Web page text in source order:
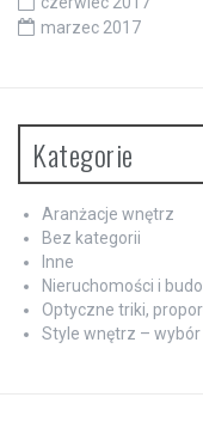
marzec 2017
Kategorie
Aranżacje wnętrz
Bez kategorii
Inne
Nieruchomości i
Optyczne triki,
Style wnętrz –